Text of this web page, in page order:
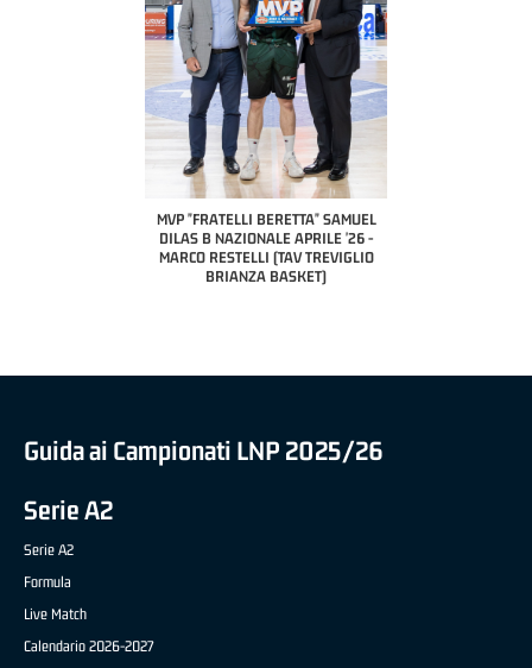
MVP "FRATELLI BERETTA" SAMUEL
DILAS B NAZIONALE APRILE '26 -
MARCO RESTELLI (TAV TREVIGLIO
BRIANZA BASKET)
Guida ai Campionati LNP 2025/26
Serie A2
Serie A2
Formula
Live Match
Calendario 2026-2027